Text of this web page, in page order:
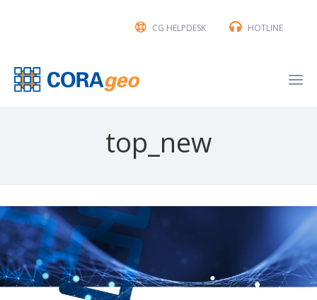
CG HELPDESK HOTLINE
top_new